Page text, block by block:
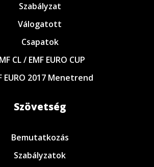
Szabályzat
Válogatott
Csapatok
CL / EMF EURO CUP
EURO 2017 Menetrend
Szövetség
Bemutatkozás
Szabályzatok